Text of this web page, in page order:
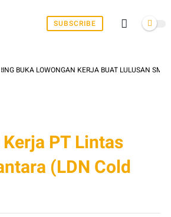
SUBSCRIBE
LOWONGAN KERJA BUAT LULUSAN SMK/SMA
PT Lintas
(LDN Cold